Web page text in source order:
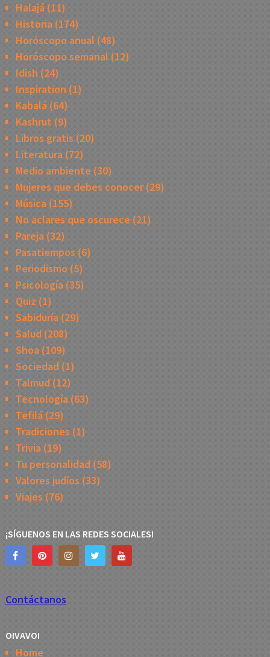
Halajá(11)
Historia(174)
Horóscopo anual (48)
Horóscopo semanal (12)
Idish (24)
Inspiration (1)
Kabalá(64)
Kashrut (9)
Libros gratis (20)
Literatura(72)
Medio ambiente (30)
Mujeres que debes conocer(29)
Música(155)
No aclares que oscurece (21)
Pareja(32)
Pasatiempos (6)
Periodismo (5)
Psicología(35)
Quiz (1)
Sabiduría(29)
Salud (208)
Shoa(109)
Sociedad(1)
Talmud (12)
Tecnología(63)
Tefilá(29)
Tradiciones (1)
Trivia(19)
Tu personalidad(58)
Valores judíos (33)
Viajes (76)
¡SÍGUENOS EN LAS REDES SOCIALES!
Contáctanos
OIVAVOI
Home